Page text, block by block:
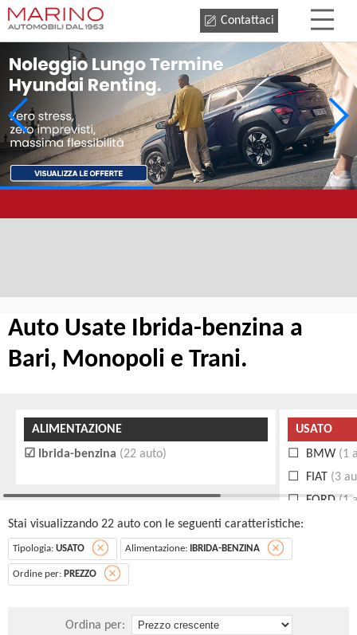
Contattaci
Auto Usate Ibrida-benzina a
Bari, Monopoli e Trani.
ALIMENTAZIONE
Ibrida-benzina (22 auto)
USATO
BMW (1
FIAT
(3
FORD(1
Stai visualizzando 22 auto con le seguenti caratteristiche:
Tipologia: USATO Alimentazione: IBRIDA-BENZINA
Ordine per: PREZZO
Ordina per: